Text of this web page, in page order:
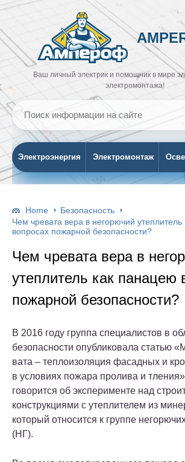
Ваш личный электрик и помощник в мире
электромонтажа!
Электроэнергия Электромонтаж
Home
Безопасность
Чем чревата вера в негорючий
вопросах пожарной безопасности?
Чем чревата вера в
утеплитель как панацею
пожарной безопасности?
В 2016 году группа специалистов в
безопасности опубликовала статью
вата – теплоизоляция фасадных и
в условиях пожара пролива и
говорится об эксперименте над
конструкциями с утеплителем из
который относится к группе
(НГ).